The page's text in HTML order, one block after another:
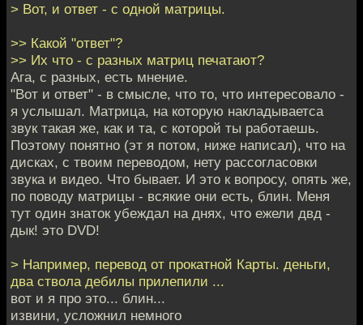
> Вот, и ответ - с одной матрицы.
>> Какой "ответ"?
>> Их что - с разных матриц печатают?
Ага, с разных, есть мнение.
"Вот и ответ" - в смысле, что то, что интересовало -
я услышал. Матрица, на которую накладываетса
звук такая же, как и та, с которой ты работаешь.
Поэтому понятно (эт я потом, ниже написал), что на
дисках, с твоим переводом, нету рассогласовки
звука и видео. Что бывает. И это к вопросу, опять же,
по поводу матрицы - всякие они есть, блин. Меня
тут один знаток убеждал на днях, что ежели двд -
дык! это DVD!
> Например, перевод от прокатной Карты. деньги,
два ствола дебилы прилепили ...
вот и я про это... блин...
извини, усложнил немного